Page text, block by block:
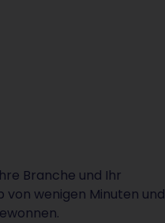
Branche und Ihr
von wenigen Minuten und